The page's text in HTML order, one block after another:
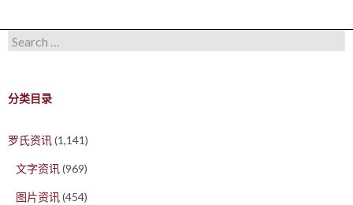
Search for:
分类目录
罗氏资讯(1,141)
文字资讯(969)
图片资讯(454)